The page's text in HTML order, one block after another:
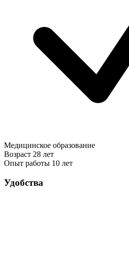
Медицинское образование
Возраст 28 лет
Опыт работы 10 лет
Удобства